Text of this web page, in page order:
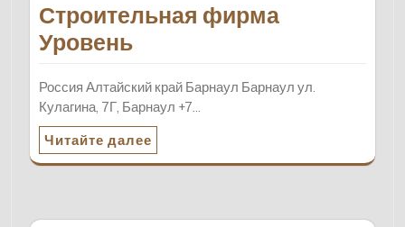
Строительная фирма
Уровень
Россия Алтайский край Барнаул Барнаул ул.
Кулагина, 7Г, Барнаул +7…
Читайте далее